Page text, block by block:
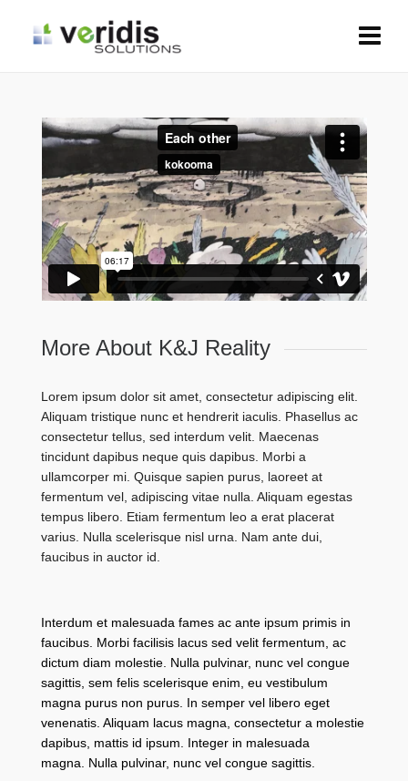
More About K&J Reality
Lorem ipsum dolor sit amet, consectetur adipiscing elit.
Aliquam tristique nunc et hendrerit iaculis. Phasellus ac
consectetur tellus, sed interdum velit. Maecenas
tincidunt dapibus neque quis dapibus. Morbi a
ullamcorper mi. Quisque sapien purus, laoreet at
fermentum vel, adipiscing vitae nulla. Aliquam egestas
tempus libero. Etiam fermentum leo a erat placerat
varius. Nulla scelerisque nisl urna. Nam ante dui,
faucibus in auctor id.
Interdum et malesuada fames ac ante ipsum primis in
faucibus. Morbi facilisis lacus sed velit fermentum, ac
dictum diam molestie. Nulla pulvinar, nunc vel congue
sagittis, sem felis scelerisque enim, eu vestibulum
magna purus non purus. In semper vel libero eget
venenatis. Aliquam lacus magna, consectetur a molestie
dapibus, mattis id ipsum. Integer in malesuada
magna. Nulla pulvinar, nunc vel congue sagittis.